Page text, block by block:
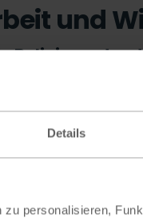
Details
personalisieren,
und
kann – selbst
noch deutlich
Die Folgen sind
für alle